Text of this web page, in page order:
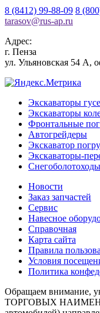
8 (8412) 99-88-09 8
tarasov@rus-ap.ru
Адрес:
г. Пенза
ул. Ульяновская 54 А,
Экскаваторы
Экскаваторы
Фронтальные
Автогрейдеры
Экскаватор
Экскаваторы-
Снегоболотоходы
Новости
Заказ запчастей
Сервис
Навесное
Справочная
Карта сайта
Правила
Условия
Политика
Обращаем
ТОРГОВЫХ